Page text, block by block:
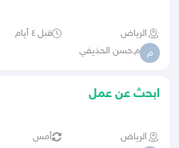
الرياض قبل ٤ أيام
م م.حسن الحذيفي
ابحث عن عمل
الرياض أمس